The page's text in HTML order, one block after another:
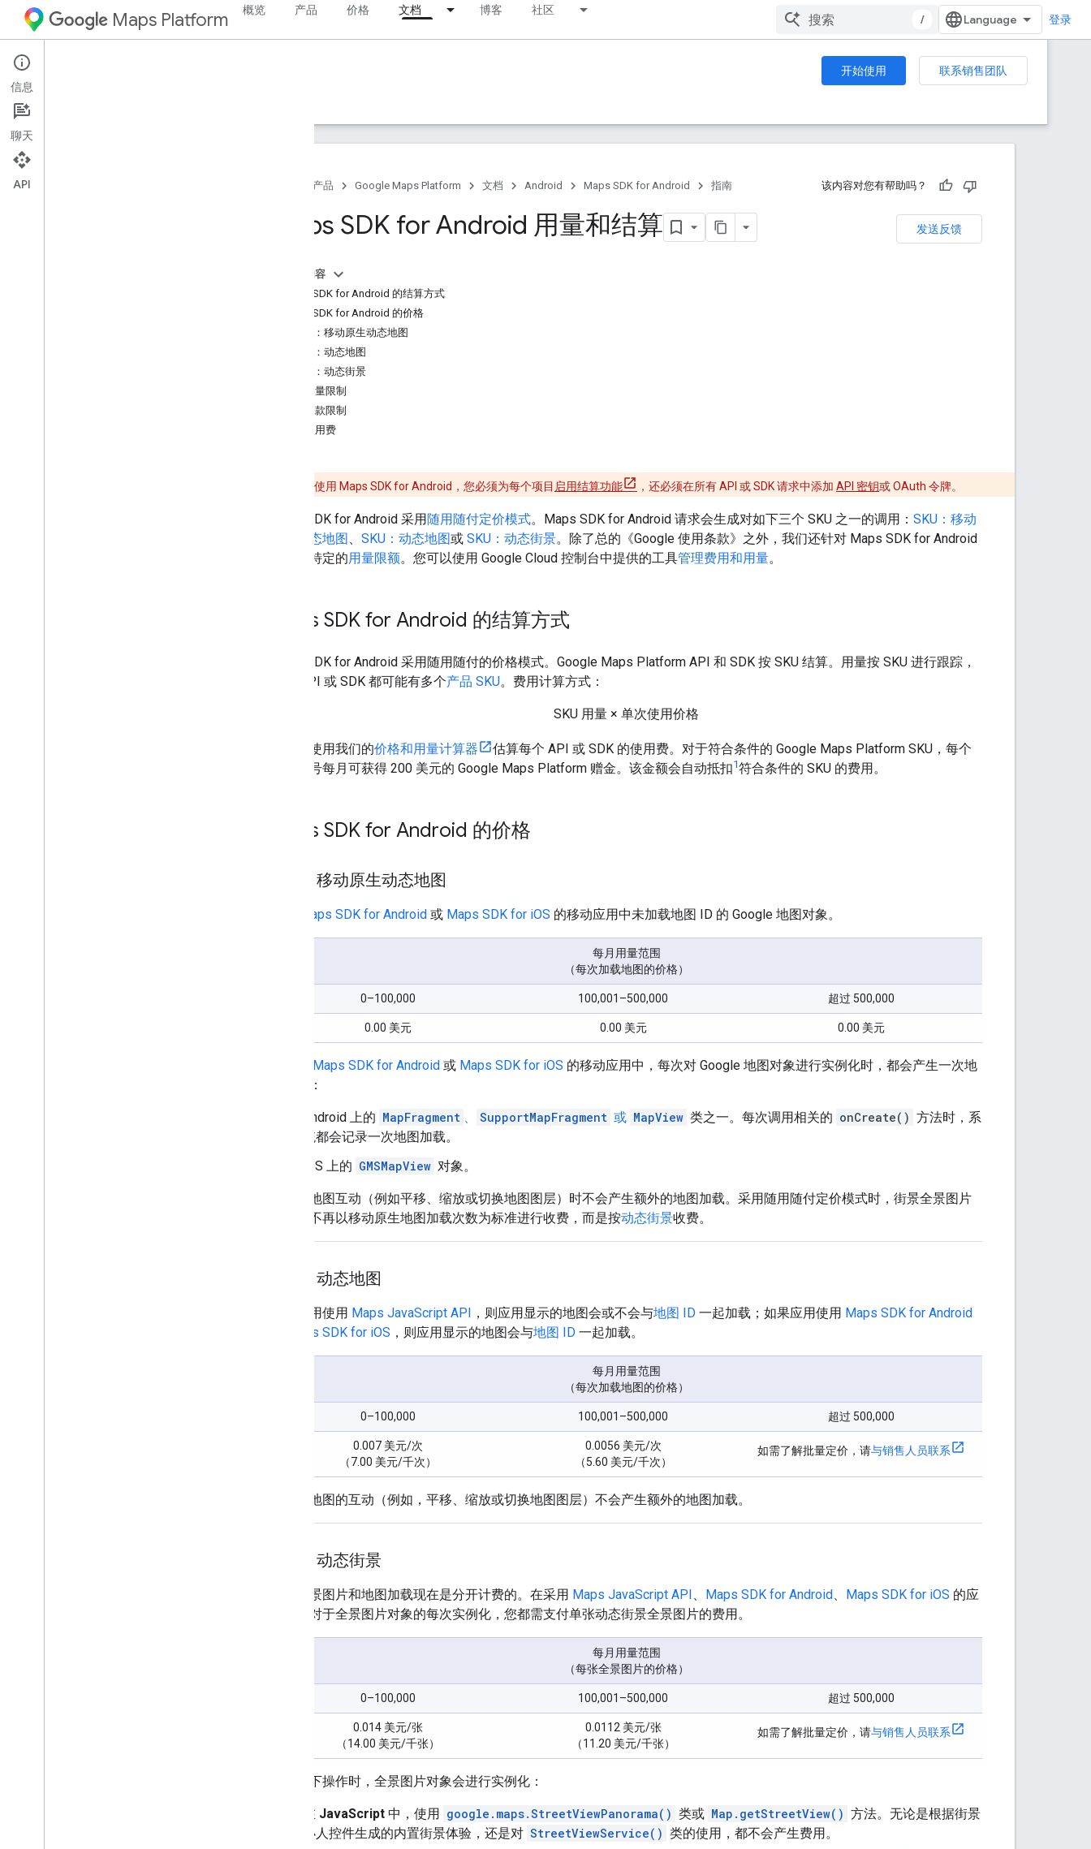
Maps Platform 概览 产品 价格 文档 博客 社区
/ 登录
Android 开始使用
联系销售团队
指南
产品 Google Maps Platform 文档 Android Maps SDK for Android 指南 该内容对您有帮助吗？
发送反馈
Maps SDK for Android 用量和结算
本页内容
Maps SDK for Android 的结算方式
Maps SDK for Android 的价格
SKU：移动原生动态地图
SKU：动态地图
SKU：动态街景
其他用量限制
使用条款限制
管理使用费
若要使用 Maps SDK for Android，您必须为每个项目 启用结算功能 ，还必须在所有 API 或 SDK 请求中添加 API 密钥或 OAuth 令牌。
Maps SDK for Android 采用随用随付定价模式。Maps SDK for Android 请求会生成对如下三个 SKU 之一的调用： SKU：移动
原生动态地图、 SKU：动态地图或 SKU：动态街景。除了总的《Google 使用条款》之外，我们还针对 Maps SDK for Android
设置了特定的用量限额。您可以使用 Google Cloud 控制台中提供的工具管理费用和用量。
Maps SDK for Android 的结算方式
Maps SDK for Android 采用随用随付的价格模式。Google Maps Platform API 和 SDK 按 SKU 结算。用量按 SKU 进行跟踪，
任何 API 或 SDK 都可能有多个产品 SKU。费用计算方式：
SKU 用量 × 单次使用价格
您可以使用我们的价格和用量计算器
估算每个 API 或 SDK 的使用费。对于符合条件的 Google Maps Platform SKU，每个
结算账号每月可获得 200 美元的 Google Maps Platform 赠金。该金额会自动抵扣1符合条件的 SKU 的费用。
Maps SDK for Android 的价格
SKU：移动原生动态地图
Maps SDK for Android 或 Maps SDK for iOS 的移动应用中未加载地图 ID 的 Google 地图对象。
每月用量范围
（每次加载地图的价格）
0–100,000 100,001–500,000 超过 500,000
0.00 美元 0.00 美元 0.00 美元
Maps SDK for Android 或 Maps SDK for iOS 的移动应用中，每次对 Google 地图对象进行实例化时，都会产生一次地
图加载：
Android 上的 MapFragment 、 SupportMapFragment 或 MapView 类之一。每次调用相关的 onCreate() 方法时，系
统都会记录一次地图加载。
iOS 上的 GMSMapView 对象。
用户与地图互动（例如平移、缩放或切换地图图层）时不会产生额外的地图加载。采用随用随付定价模式时，街景全景图片
的创建不再以移动原生地图加载次数为标准进行收费，而是按动态街景收费。
SKU：动态地图
如果应用使用 Maps JavaScript API ，则应用显示的地图会或不会与地图 ID 一起加载；如果应用使用 Maps SDK for Android
Maps SDK for iOS ，则应用显示的地图会与地图 ID 一起加载。
每月用量范围
（每次加载地图的价格）
0–100,000 100,001–500,000 超过 500,000
0.007 美元/次
（7.00 美元/千次）
0.0056 美元/次
（5.60 美元/千次）
如需了解批量定价，请与销售人员联系
用户与地图的互动（例如，平移、缩放或切换地图图层）不会产生额外的地图加载。
SKU：动态街景
街景全景图片和地图加载现在是分开计费的。在采用 Maps JavaScript API 、 Maps SDK for Android 、 Maps SDK for iOS 的应
用中，对于全景图片对象的每次实例化，您都需支付单张动态街景全景图片的费用。
每月用量范围
（每张全景图片的价格）
0–100,000 100,001–500,000 超过 500,000
0.014 美元/张
（14.00 美元/千张）
0.0112 美元/张
（11.20 美元/千张）
如需了解批量定价，请与销售人员联系
执行以下操作时，全景图片对象会进行实例化：
在 JavaScript 中，使用 google.maps.StreetViewPanorama() 类或 Map.getStreetView() 方法。无论是根据街景
小人控件生成的内置街景体验，还是对 StreetViewService() 类的使用，都不会产生费用。
信息
聊天
API